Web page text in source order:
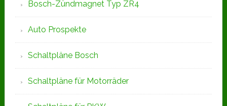
Bosch-Zündmagnet Typ ZR4
Auto Prospekte
Schaltpläne Bosch
Schaltpläne für Motorräder